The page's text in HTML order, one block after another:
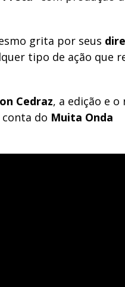
grita por seus
tipo de ação que
Cedraz, a edição e
do Muita Onda